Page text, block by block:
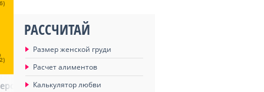
РАССЧИТАЙ
Размер женской груди
Расчет алиментов
Калькулятор любви